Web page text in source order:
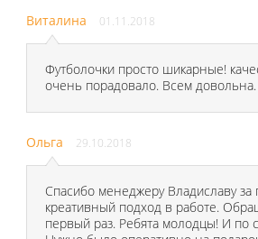
Виталина 01.11.2018
Футболочки просто шикарные!
очень порадовало. Всем довольна.
Ольга 29.10.2018
Спасибо менеджеру Владиславу
креативный подход в работе.
первый раз. Ребята молодцы! И по